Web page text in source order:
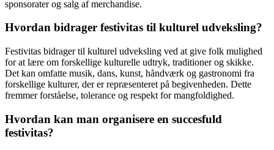
sponsorater og salg af merchandise.
Hvordan bidrager festivitas til kulturel udveksling?
Festivitas bidrager til kulturel udveksling ved at give folk mulighed
for at lære om forskellige kulturelle udtryk, traditioner og skikke.
Det kan omfatte musik, dans, kunst, håndværk og gastronomi fra
forskellige kulturer, der er repræsenteret på begivenheden. Dette
fremmer forståelse, tolerance og respekt for mangfoldighed.
Hvordan kan man organisere en succesfuld
festivitas?